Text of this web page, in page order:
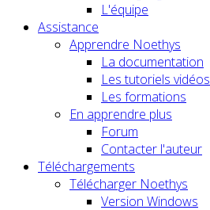
L'équipe
Assistance
Apprendre Noethys
La documentation
Les tutoriels vidéos
Les formations
En apprendre plus
Forum
Contacter l'auteur
Téléchargements
Télécharger Noethys
Version Windows